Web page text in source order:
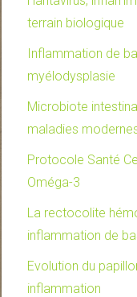
terrain biologique
Inflammation de
myélodysplasie
Microbiote
maladies
Protocole Santé
Oméga-3
La rectocolite
inflammation de
Evolution du
inflammation